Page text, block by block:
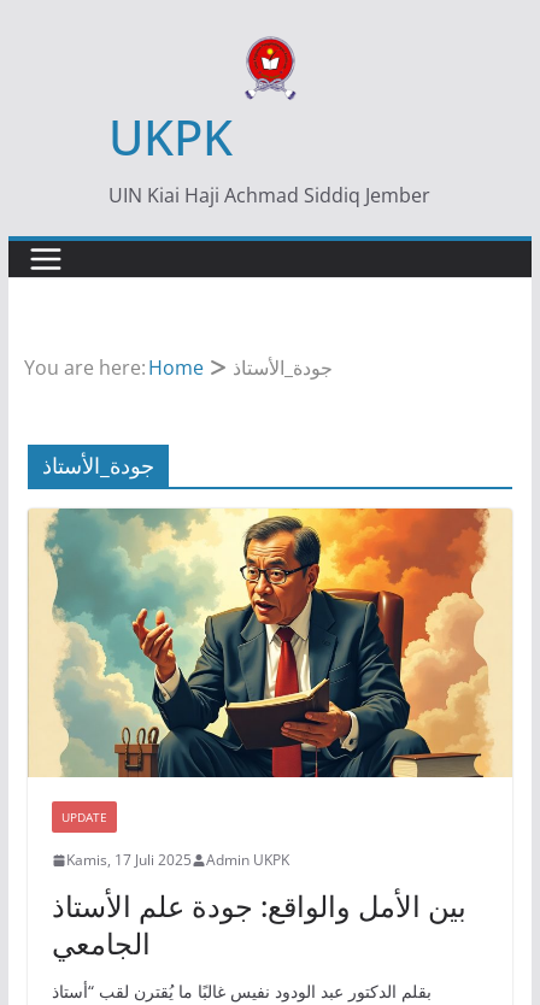
UKPK
UIN Kiai Haji Achmad Siddiq Jember
You are here:Home جودة_الأستاذ
جودة_الأستاذ
UPDATE
Kamis, 17 Juli 2025 Admin UKPK
بين الأمل والواقع: جودة علم الأستاذ
الجامعي
بقلم الدكتور عبد الودود نفيس غالبًا ما يُقترن لقب “أستاذ